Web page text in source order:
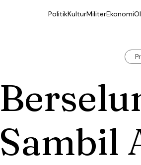
PolitikKulturMiliterEkonomi
Sambil